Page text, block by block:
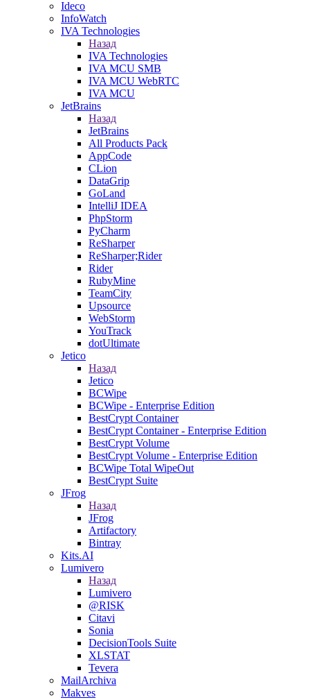
Ideco
InfoWatch
IVA Technologies
Назад
IVA Technologies
IVA MCU SMB
IVA MCU WebRTC
IVA MCU
JetBrains
Назад
JetBrains
All Products Pack
AppCode
CLion
DataGrip
GoLand
IntelliJ IDEA
PhpStorm
PyCharm
ReSharper
ReSharper;Rider
Rider
RubyMine
TeamCity
Upsource
WebStorm
YouTrack
dotUltimate
Jetico
Назад
Jetico
BCWipe
BCWipe - Enterprise Edition
BestCrypt Container
BestCrypt Container - Enterprise Edition
BestCrypt Volume
BestCrypt Volume - Enterprise Edition
BCWipe Total WipeOut
BestCrypt Suite
JFrog
Назад
JFrog
Artifactory
Bintray
Kits.AI
Lumivero
Назад
Lumivero
@RISK
Citavi
Sonia
DecisionTools Suite
XLSTAT
Tevera
MailArchiva
Makves